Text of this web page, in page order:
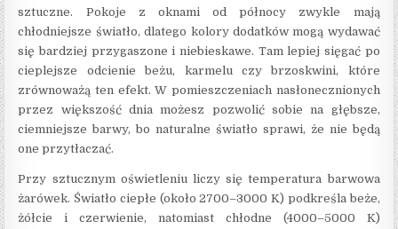
sztuczne. Pokoje z oknami od północy zwykle mają
chłodniejsze światło, dlatego kolory dodatków mogą wydawać
się bardziej przygaszone i niebieskawe. Tam lepiej sięgać po
cieplejsze odcienie beżu, karmelu czy brzoskwini, które
zrównoważą ten efekt. W pomieszczeniach nasłonecznionych
przez większość dnia możesz pozwolić sobie na głębsze,
ciemniejsze barwy, bo naturalne światło sprawi, że nie będą
one przytłaczać.
Przy sztucznym oświetleniu liczy się temperatura barwowa
żarówek. Światło ciepłe (około 2700–3000 K) podkreśla beże,
żółcie i czerwienie, natomiast chłodne (4000–5000 K)